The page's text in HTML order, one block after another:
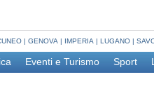
| GENOVA | IMPERIA | LUGANO |
Eventi e Turismo Sport